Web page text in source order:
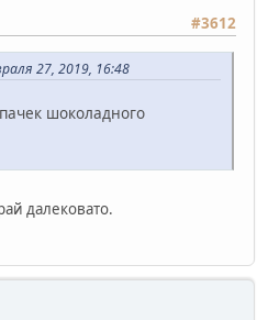
#3612
27, 2019, 16:48
шоколадного
далековато.